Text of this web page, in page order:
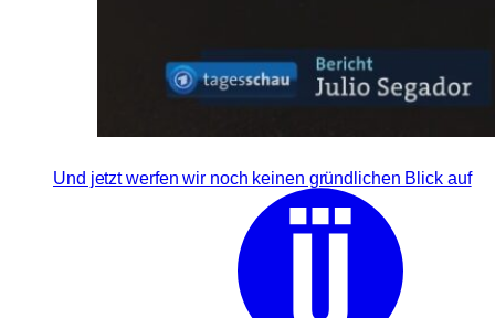
Und jetzt werfen wir noch keinen gründlichen Blick auf